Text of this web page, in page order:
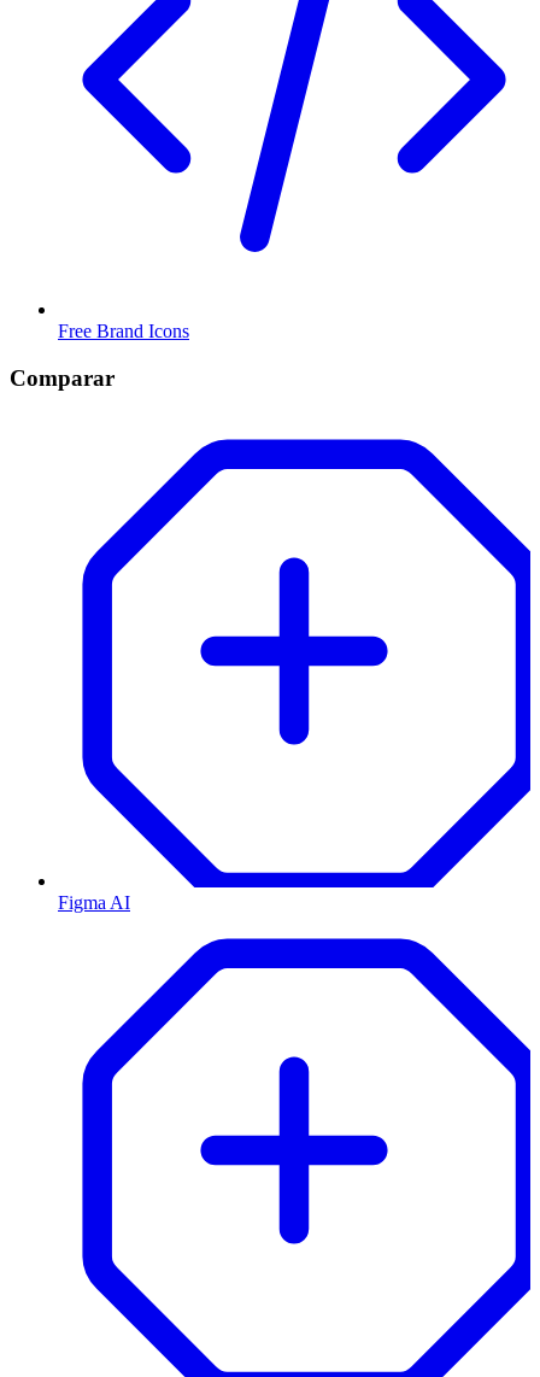
Free Brand Icons
Comparar
Figma AI